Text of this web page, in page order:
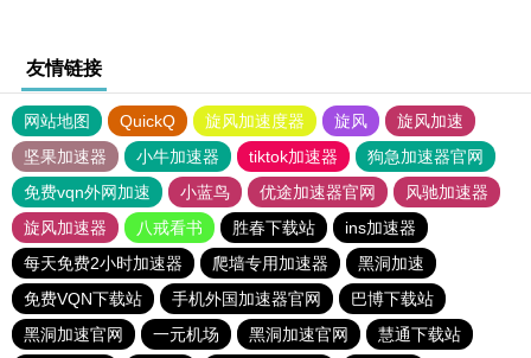
友情链接
网站地图 QuickQ 旋风加速度器 旋风
旋风加速
坚果加速器
小牛加速器 tiktok加速器
狗急加速器官网
免费vqn外网加速
小蓝鸟 优途加速器官网
风驰加速器
旋风加速器
八戒看书 胜春下载站
ins加速器
每天免费2小时加速器
爬墙专用加速器
黑洞加速
免费VQN下载站
手机外国加速器官网
巴博下载站
黑洞加速官网
一元机场 黑洞加速官网 慧通下载站